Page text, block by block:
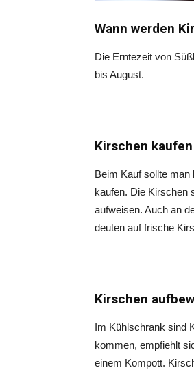
Wann werden
Die Erntezeit von
bis August.
Kirschen
Beim Kauf sollte
kaufen. Die Kirschen
aufweisen. Auch an
deuten auf frische
Kirschen
Im Kühlschrank sind
kommen, empfiehlt
einem Kompott.